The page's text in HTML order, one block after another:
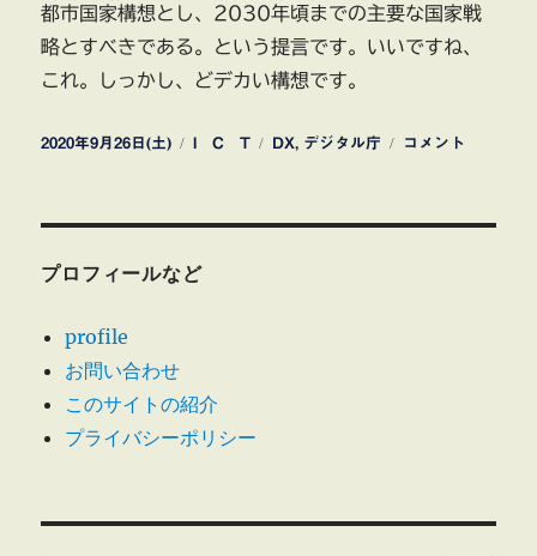
都市国家構想とし、2030年頃までの主要な国家戦
略とすべきである。という提言です。いいですね、
これ。しっかし、どデカい構想です。
投
2020年9月26日(土)
カI C T
タ
DX, デジタル庁
デ
コメント
プロフィールなど
profile
お問い合わせ
このサイトの紹介
プライバシーポリシー